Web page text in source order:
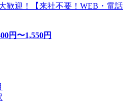
歓迎！【来社不要！WEB・電話
円〜1,550円